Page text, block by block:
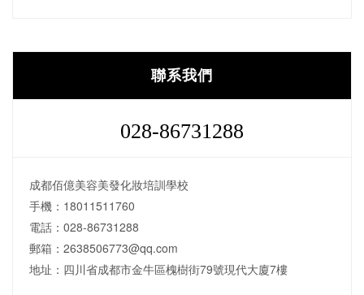
聯系我們
028-86731288
成都佰億美容美發化妝培訓學校
手機：18011511760
電話：028-86731288
郵箱：2638506773@qq.com
地址：四川省成都市金牛區槐樹街79號現代大廈7樓